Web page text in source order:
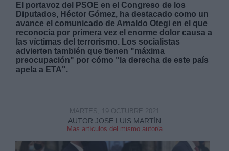
El portavoz del PSOE en el Congreso de los
Diputados, Héctor Gómez, ha destacado como un
avance el comunicado de Arnaldo Otegi en el que
reconocía por primera vez el enorme dolor causa a
las víctimas del terrorismo. Los socialistas
advierten también que tienen "máxima
preocupación" por cómo "la derecha de este país
apela a ETA".
AUTOR JOSE LUIS MARTÍN
Mas artículos del mismo autor/a
MARTES, 19 OCTUBRE 2021
Derechos:
Información adicional